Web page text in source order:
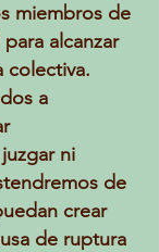
miembros de
alcanzar
colectiva.
a
ni
de
crear
de ruptura